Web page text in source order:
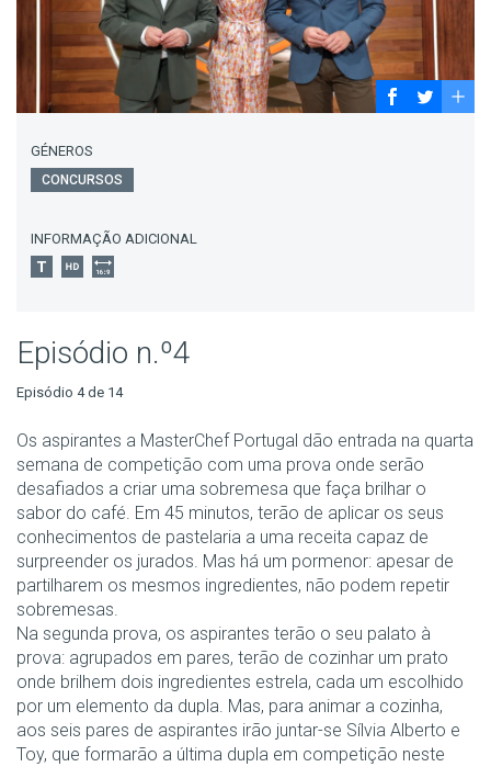
GÉNEROS
CONCURSOS
INFORMAÇÃO ADICIONAL
Episódio n.º4
Episódio 4 de 14
Os aspirantes a MasterChef Portugal dão entrada na quarta
semana de competição com uma prova onde serão
desafiados a criar uma sobremesa que faça brilhar o
sabor do café. Em 45 minutos, terão de aplicar os seus
conhecimentos de pastelaria a uma receita capaz de
surpreender os jurados. Mas há um pormenor: apesar de
partilharem os mesmos ingredientes, não podem repetir
sobremesas.
Na segunda prova, os aspirantes terão o seu palato à
prova: agrupados em pares, terão de cozinhar um prato
onde brilhem dois ingredientes estrela, cada um escolhido
por um elemento da dupla. Mas, para animar a cozinha,
aos seis pares de aspirantes irão juntar-se Sílvia Alberto e
Toy, que formarão a última dupla em competição neste